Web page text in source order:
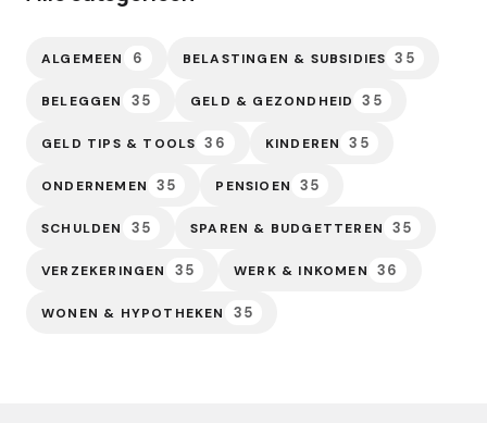
ALGEMEEN 6 BELASTINGEN & SUBSIDIES 35
BELEGGEN 35 GELD & GEZONDHEID 35
GELD TIPS & TOOLS 36 KINDEREN 35
ONDERNEMEN 35 PENSIOEN 35
SCHULDEN 35 SPAREN & BUDGETTEREN 35
VERZEKERINGEN 35 WERK & INKOMEN 36
WONEN & HYPOTHEKEN 35